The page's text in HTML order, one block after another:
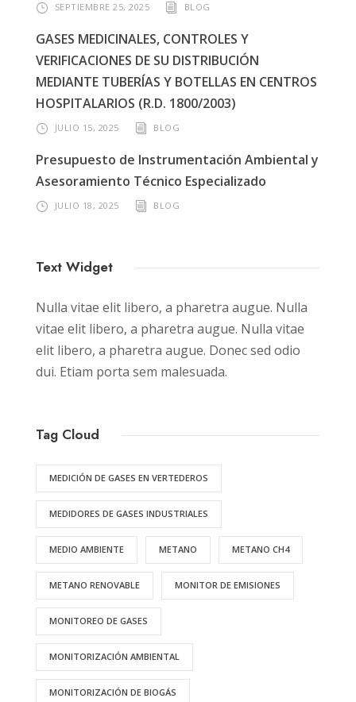
SEPTIEMBRE 25, 2025 BLOG
GASES MEDICINALES, CONTROLES Y
VERIFICACIONES DE SU DISTRIBUCIÓN
MEDIANTE TUBERÍAS Y BOTELLAS EN CENTROS
HOSPITALARIOS (R.D. 1800/2003)
JULIO 15, 2025 BLOG
Presupuesto de Instrumentación Ambiental y
Asesoramiento Técnico Especializado
JULIO 18, 2025 BLOG
Text Widget
Nulla vitae elit libero, a pharetra augue. Nulla
vitae elit libero, a pharetra augue. Nulla vitae
elit libero, a pharetra augue. Donec sed odio
dui. Etiam porta sem malesuada.
Tag Cloud
MEDICIÓN DE GASES EN VERTEDEROS
MEDIDORES DE GASES INDUSTRIALES
MEDIO AMBIENTE METANO METANO CH4
METANO RENOVABLE MONITOR DE EMISIONES
MONITOREO DE GASES
MONITORIZACIÓN AMBIENTAL
MONITORIZACIÓN DE BIOGÁS